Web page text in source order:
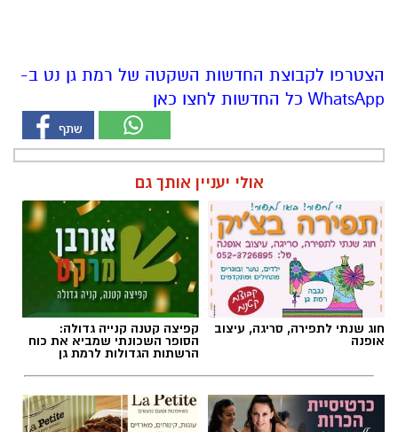
הצטרפו לקבוצת החדשות השקטה של רמת גן נט ב-
WhatsApp כל החדשות לחצו כאן
אולי יעניין אותך גם
חוג שנתי לתפירה, סריגה, עיצוב
אופנה
קפיצה קטנה קנייה גדולה:
הסופר השכונתי שמביא את כוח
הרשתות הגדולות לרמת גן